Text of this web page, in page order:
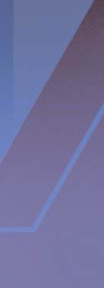
som
att rapa
behandlar sura
Den
i sin
kan leda till
och stödja
vilket
sura